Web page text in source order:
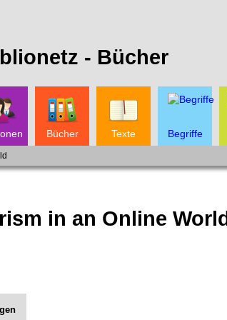
- Bücher
Bücher Texte Begriffe
in an Online World